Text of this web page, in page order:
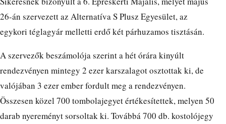
26-án szervezett az Alternatíva S Plusz Egyesület, az
egykori téglagyár melletti erdő két párhuzamos tisztásán.
A szervezők beszámolója szerint a hét órára kinyúlt
rendezvényen mintegy 2 ezer karszalagot osztottak ki, de
valójában 3 ezer ember fordult meg a rendezvényen.
Összesen közel 700 tombolajegyet értékesítettek, melyen 50
darab nyereményt sorsoltak ki. Továbbá 700 db. kostolójegy